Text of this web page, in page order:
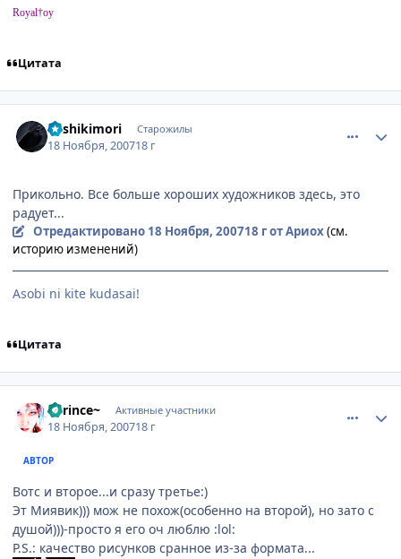
Royal†oy
Цитата
Kashikimori Старожилы
18 Ноября, 200718 г
Прикольно. Все больше хороших художников здесь, это
радует...
Отредактировано 18 Ноября, 200718 гот Ариох(см.
историю изменений)
Аsobi ni kite kudasai!
Цитата
~Prince~ Активные участники
18 Ноября, 200718 г
АВТОР
Вотс и второе...и сразу третье:)
Эт Миявик))) мож не похож(особенно на второй), но зато с
душой)))-просто я его оч люблю :lol:
P.S.: качество рисунков сранное из-за формата...